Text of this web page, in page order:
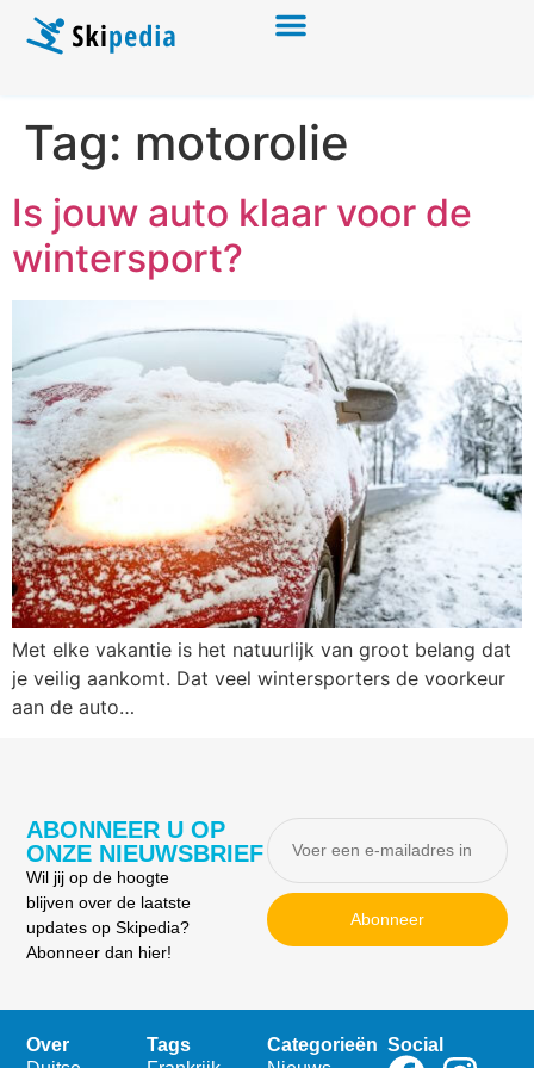
Tag: motorolie
Is jouw auto klaar voor de
wintersport?
Met elke vakantie is het natuurlijk van groot belang dat
je veilig aankomt. Dat veel wintersporters de voorkeur
aan de auto…
ABONNEER U OP
ONZE NIEUWSBRIEF
Wil jij op de hoogte
blijven over de laatste
updates op Skipedia?
Abonneer dan hier!
Abonneer
Over
Tags
Categorieën Social